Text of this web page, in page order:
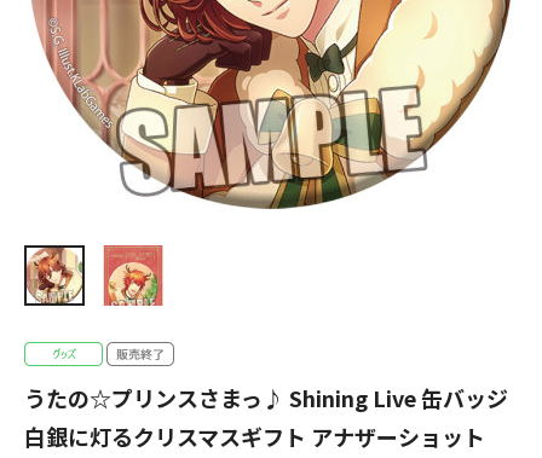
うたの☆プリンスさまっ♪ Shining Live 缶バッジ
白銀に灯るクリスマスギフト アナザーショット